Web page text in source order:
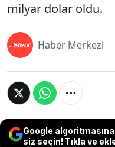
milyar dolar oldu.
Haber Merkezi
Google algoritmasına
siz seçin! Tıkla ve